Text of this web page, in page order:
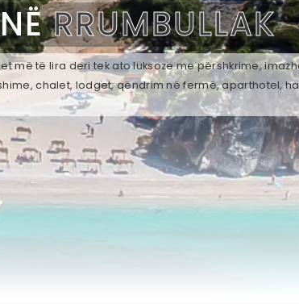
RRUMBULLAK
më të lira deri tek ato luksoze me përshkrime,
chalet, lodget, qëndrim në fermë, aparthotel,